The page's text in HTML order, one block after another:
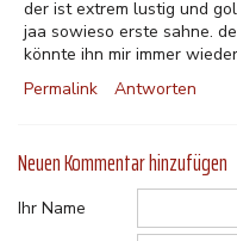
der ist extrem lustig und
jaa sowieso erste sahne.
könnte ihn mir immer
Permalink
Antworten
Neuen Kommentar hinzufügen
Ihr Name